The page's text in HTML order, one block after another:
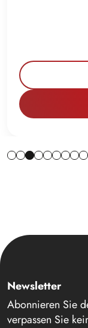
Newsletter
Abonnieren Sie
verpassen Sie